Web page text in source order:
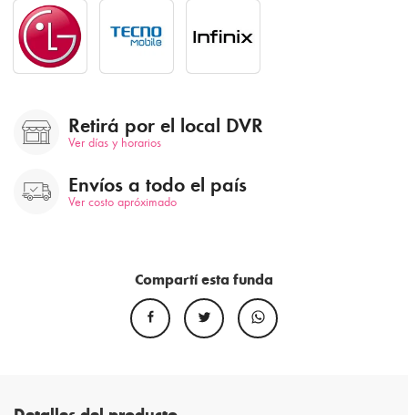
Retirá por el local DVR
Ver días y horarios
Envíos a todo el país
Ver costo apróximado
Compartí esta funda